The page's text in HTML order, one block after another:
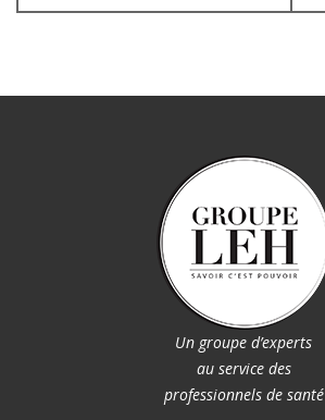
Un groupe d’experts
au service des
professionnels de santé